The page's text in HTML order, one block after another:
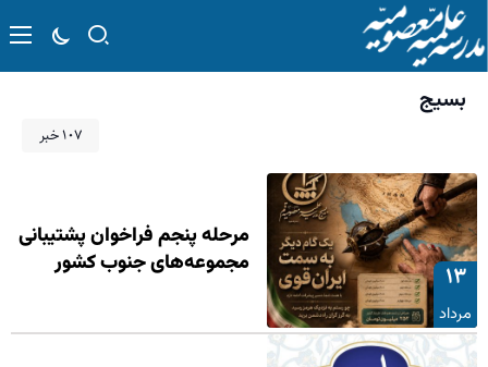
بسیج
۱۰۷ خبر
۱۳
مرداد
مرحله پنجم فراخوان پشتیبانی
مجموعه‌های جنوب کشور